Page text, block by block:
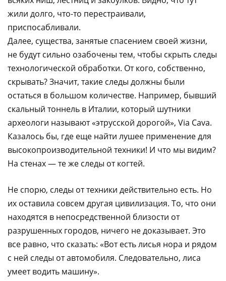
жили долго, что-то перестраивали,
приспосабливали.
Далее, существа, занятые спасением своей жизни,
не будут сильно озабочены тем, чтобы скрыть следы
технологической обработки. От кого, собственно,
скрывать? Значит, такие следы должны были
остаться в большом количестве. Например, бывший
скальный тоннель в Италии, который шутники
археологи называют «этрусской дорогой», Via Cava.
Казалось бы, где еще найти лушее применение для
высокопроизводительной техники! И что мы видим?
На стенах — те же следы от когтей.
Не спорю, следы от техники действительно есть. Но
их оставила совсем другая цивилизация. То, что они
находятся в непосредственной близости от
разрушенных городов, ничего не доказывает. Это
все равно, что сказать: «Вот есть лисья нора и рядом
с ней следы от автомобиля. Следовательно, лиса
умеет водить машину».